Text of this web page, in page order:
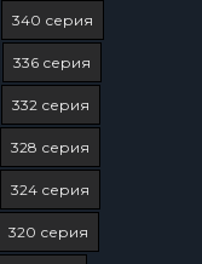
340 серия
336 серия
332 серия
328 серия
324 серия
320 серия